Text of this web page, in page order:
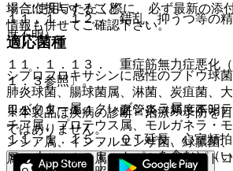
１１．１．１２． 錯乱、抑うつ等の
度不明）。
１１．１．１３． 重症筋無力症悪化（
１．３参照〕。
１１．１．１４． 血管炎（頻度不明
１１．１．１５． ＱＴ延長、心室頻
ｓ ｄｅ ｐｏｉｎｔｅｓを含む）（い
場合に投与すること。
適応菌種
シプロフロキサシンに感性のブドウ球
肺炎球菌、腸球菌属、淋菌、炭疽菌、
ロバクター属、クレブシエラ属、エン
チア属、プロテウス属、モルガネラ・
ンシア属、インフルエンザ菌、緑膿菌
属、レジオネラ属、ペプトストレプト
※ ご使用いただく際に、必ず最新の添
情報も併せてご確認下さい。
※本製品は疾病の診断・治療・予防を
ではありません。